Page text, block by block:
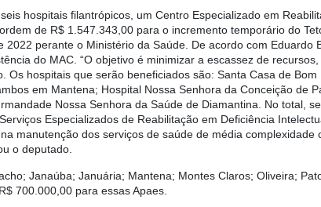
hospitais filantrópicos, um Centro Especializado em
de R$ 1.547.343,00 para o incremento temporário do
perante o Ministério da Saúde. De acordo com
do MAC. “O objetivo é minimizar a escassez de
Os hospitais que serão beneficiados são: Santa Casa de
em Mantena; Hospital Nossa Senhora da Conceição de
Nossa Senhora da Saúde de Diamantina. No total,
Especializados de Reabilitação em Deficiência
manutenção dos serviços de saúde de média
o deputado.
Janaúba; Januária; Mantena; Montes Claros; Oliveira;
700.000,00 para essas Apaes.